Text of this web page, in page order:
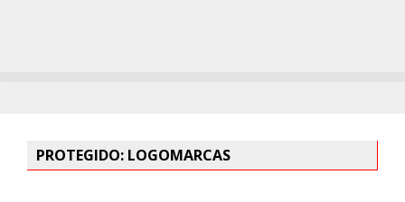
PROTEGIDO: LOGOMARCAS